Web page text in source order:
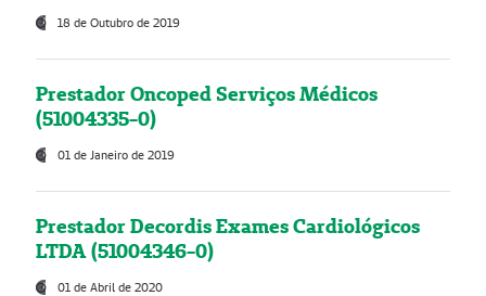
18 de Outubro de 2019
Prestador Oncoped Serviços Médicos
(51004335-0)
01 de Janeiro de 2019
Prestador Decordis Exames Cardiológicos
LTDA (51004346-0)
01 de Abril de 2020